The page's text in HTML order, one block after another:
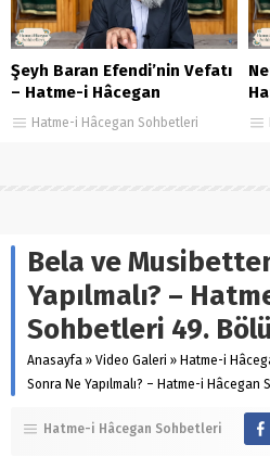
Şeyh Baran Efendi’nin Vefatı
– Hatme-i Hâcegan
Sohbetleri 44. Bölüm
Hatme-i Hâcegan Sohbetleri
Bela ve
Yapılmalı? –
Sohbetleri 49.
Anasayfa » Video Galeri » Hatme-i
Sonra Ne Yapılmalı? – Hatme-i Hâcegan
Hatme-i Hâcegan Sohbetleri